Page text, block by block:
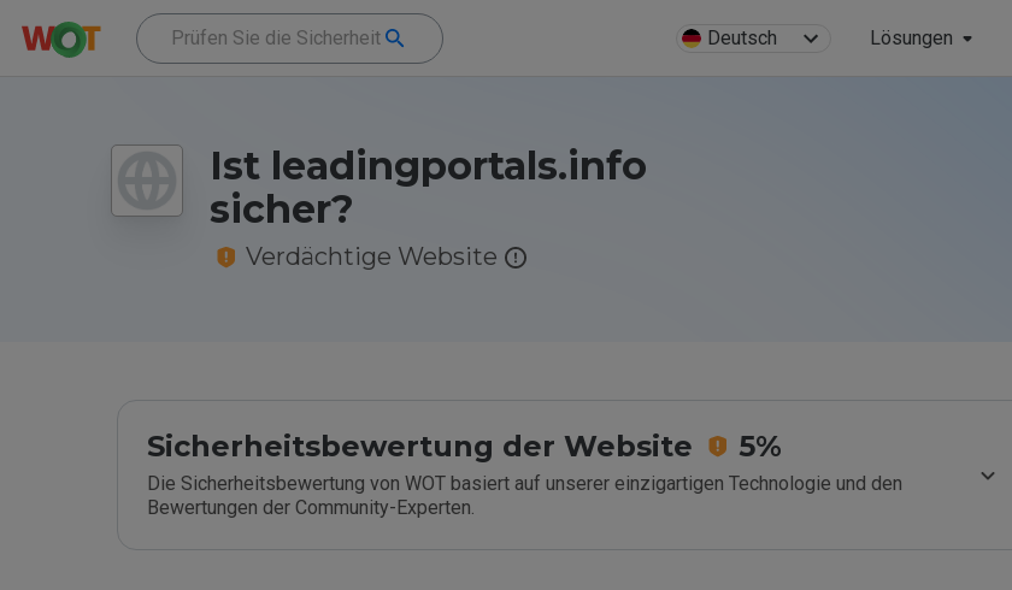
Deutsch Lösungen
Ist leadingportals.info
sicher?
Verdächtige Website
Sicherheitsbewertung der Website 5%
Die Sicherheitsbewertung von WOT basiert auf unserer einzigartigen Technologie und den
Bewertungen der Community-Experten.